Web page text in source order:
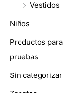
Vestidos
Niños
Productos para
pruebas
Sin categorizar